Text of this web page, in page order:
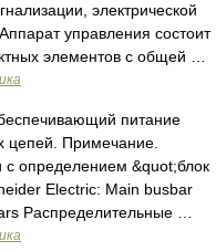
электрической
управления состоит
элементов с общей …
питание
цепей. Примечание.
определением &quot;блок
Electric: Main busbar
Распределительные …